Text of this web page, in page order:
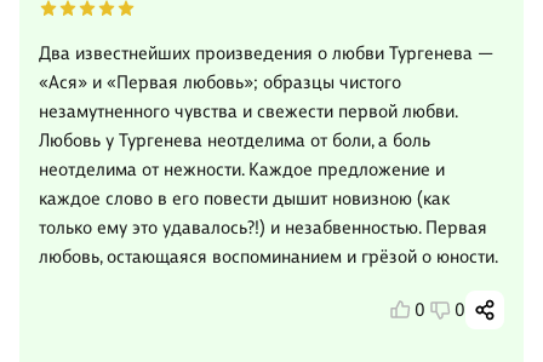
Два известнейших произведения о любви Тургенева —
«Ася» и «Первая любовь»; образцы чистого
незамутненного чувства и свежести первой любви.
Любовь у Тургенева неотделима от боли, а боль
неотделима от нежности. Каждое предложение и
каждое слово в его повести дышит новизною (как
только ему это удавалось?!) и незабвенностью. Первая
любовь, остающаяся воспоминанием и грёзой о юности.
0 0